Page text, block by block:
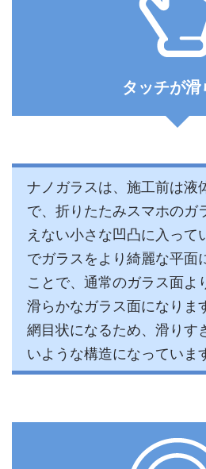
タッチが
ナノガラスは、施工前は液
で、折りたたみスマホのガ
えない小さな凹凸に入って
でガラスをより綺麗な平面
ことで、通常のガラス面よ
滑らかなガラス面になりま
網目状になるため、滑りす
いような構造になっていま